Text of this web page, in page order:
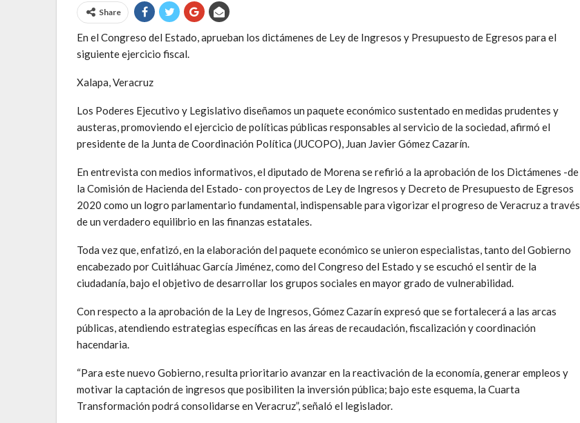
Share
En el Congreso del Estado, aprueban los dictámenes de Ley de Ingresos y Presupuesto de Egresos para el
siguiente ejercicio fiscal.
Xalapa, Veracruz
Los Poderes Ejecutivo y Legislativo diseñamos un paquete económico sustentado en medidas prudentes y
austeras, promoviendo el ejercicio de políticas públicas responsables al servicio de la sociedad, afirmó el
presidente de la Junta de Coordinación Política (JUCOPO), Juan Javier Gómez Cazarín.
En entrevista con medios informativos, el diputado de Morena se refirió a la aprobación de los Dictámenes -de
la Comisión de Hacienda del Estado- con proyectos de Ley de Ingresos y Decreto de Presupuesto de Egresos
2020 como un logro parlamentario fundamental, indispensable para vigorizar el progreso de Veracruz a través
de un verdadero equilibrio en las finanzas estatales.
Toda vez que, enfatizó, en la elaboración del paquete económico se unieron especialistas, tanto del Gobierno
encabezado por Cuitláhuac García Jiménez, como del Congreso del Estado y se escuchó el sentir de la
ciudadanía, bajo el objetivo de desarrollar los grupos sociales en mayor grado de vulnerabilidad.
Con respecto a la aprobación de la Ley de Ingresos, Gómez Cazarín expresó que se fortalecerá a las arcas
públicas, atendiendo estrategias específicas en las áreas de recaudación, fiscalización y coordinación
hacendaria.
“Para este nuevo Gobierno, resulta prioritario avanzar en la reactivación de la economía, generar empleos y
motivar la captación de ingresos que posibiliten la inversión pública; bajo este esquema, la Cuarta
Transformación podrá consolidarse en Veracruz”, señaló el legislador.